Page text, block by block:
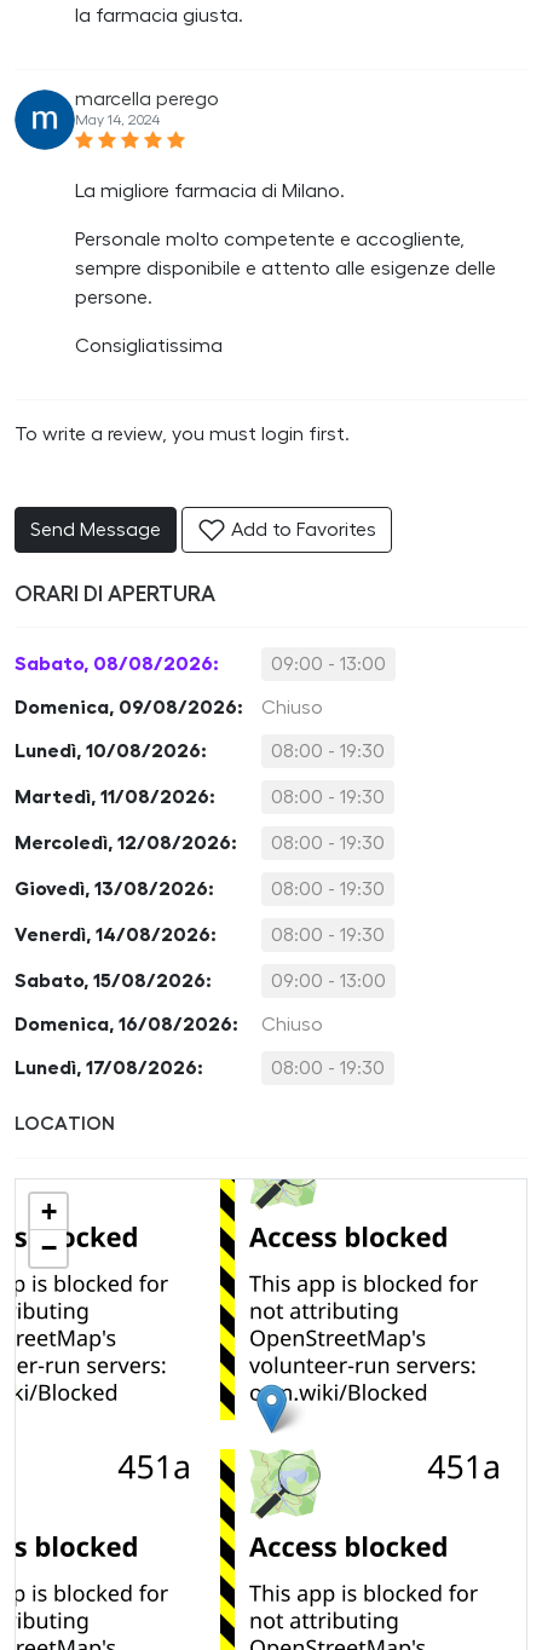
la farmacia giusta.
marcella perego
May 14, 2024
La migliore farmacia di Milano.
Personale molto competente e accogliente,
sempre disponibile e attento alle esigenze delle
persone.
Consigliatissima
To write a review, you must login first.
Send Message Add to Favorites
ORARI DI APERTURA
Sabato, 08/08/2026: 09:00 - 13:00
Domenica, 09/08/2026: Chiuso
Lunedì, 10/08/2026: 08:00 - 19:30
Martedì, 11/08/2026: 08:00 - 19:30
Mercoledì, 12/08/2026: 08:00 - 19:30
Giovedì, 13/08/2026: 08:00 - 19:30
Venerdì, 14/08/2026: 08:00 - 19:30
Sabato, 15/08/2026: 09:00 - 13:00
Domenica, 16/08/2026: Chiuso
Lunedì, 17/08/2026: 08:00 - 19:30
LOCATION
+
−